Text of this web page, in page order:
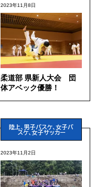
2023年11月8日
柔道部 県新人大会 団
体アベック優勝！
陸上、男子バスケ、女子バ
スケ、女子サッカー
2023年11月2日